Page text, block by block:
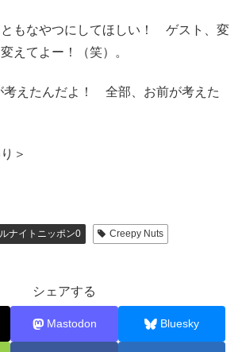
ともなやつにしてほしい！ ゲスト、変
えてよー！（笑）。
考えたんだよ！ 全部、お前が考えた
＞
ナイトニッポン0
Creepy Nuts
シェアする
Mastodon Bluesky